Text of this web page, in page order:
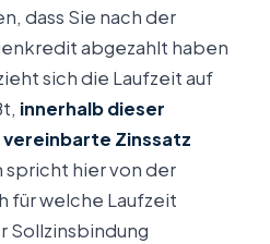
dass Sie nach der
abgezahlt haben
sich die Laufzeit auf
innerhalb dieser
Zinssatz
spricht hier von der
für welche Laufzeit
Sollzinsbindung